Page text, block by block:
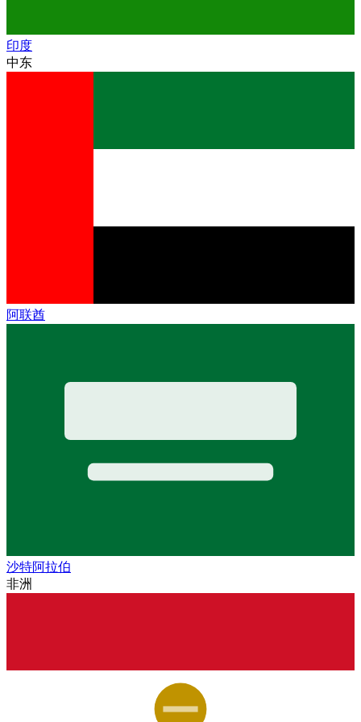
印度
中东
阿联酋
沙特阿拉伯
非洲